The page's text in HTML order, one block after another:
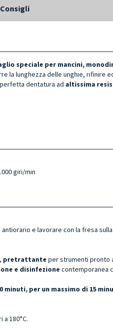
Consigli
speciale per mancini,
la lunghezza delle unghie, rifinire
dentatura ad altissima
giri/min
e lavorare con la fresa
pretrattante per strumenti pronto
e disinfezione contemporanea
per un massimo di 15
180°C.